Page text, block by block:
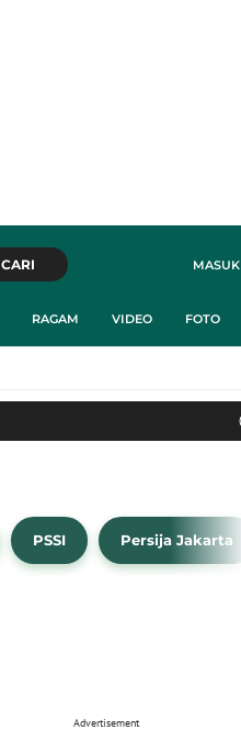
MASUK
CARI
RAGAM VIDEO FOTO
PSSI Persija Jakarta
Advertisement